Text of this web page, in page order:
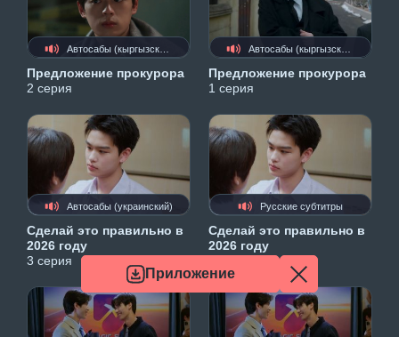
Автосабы (кыргызские)
Предложение прокурора
2 серия
Автосабы (кыргызские)
Предложение прокурора
1 серия
Автосабы (украинский)
Сделай это правильно в
2026 году
3 серия
Русские субтитры
Сделай это правильно в
2026 году
Приложение